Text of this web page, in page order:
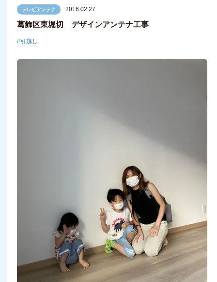
テレビアンテナ 2016.02.27
葛飾区東堀切 デザインアンテナ工事
引越し